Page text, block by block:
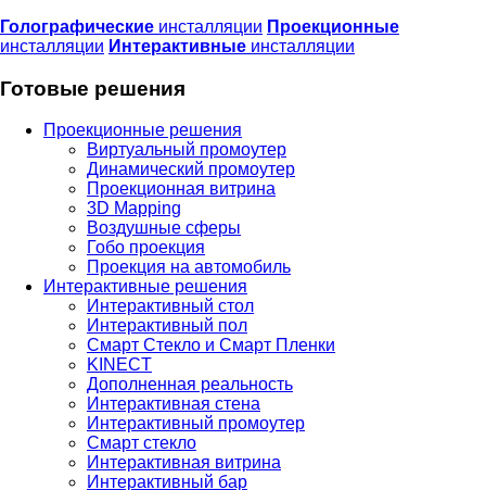
Голографические инсталляции Проекционные
инсталляции Интерактивные инсталляции
Готовые решения
Проекционные решения
Виртуальный промоутер
Динамический промоутер
Проекционная витрина
3D Mapping
Воздушные сферы
Гобо проекция
Проекция на автомобиль
Интерактивные решения
Интерактивный стол
Интерактивный пол
Смарт Стекло и Смарт Пленки
KINECT
Дополненная реальность
Интерактивная стена
Интерактивный промоутер
Смарт стекло
Интерактивная витрина
Интерактивный бар